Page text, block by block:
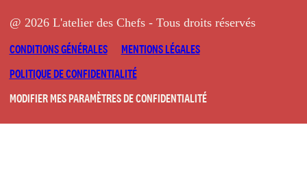
@ 2026 L'atelier des Chefs - Tous droits réservés
CONDITIONS GÉNÉRALES
MENTIONS LÉGALES
POLITIQUE DE CONFIDENTIALITÉ
MODIFIER MES PARAMÈTRES DE CONFIDENTIALITÉ